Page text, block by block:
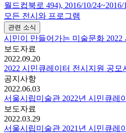
월드컵북로 494), 2016/10/24~2016/
모든 전시와 프로그램
관련 소식
시민이 만들어가는 미술문화 2022
보도자료
2022.09.20
2022 시민큐레이터 전시지원 공모
공지사항
2022.06.03
서울시립미술관 2022년 시민큐레
보도자료
2022.03.29
서울시립미술관 2021년 시민큐레